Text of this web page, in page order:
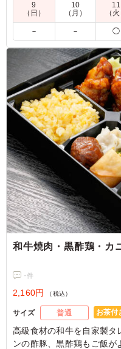
9
（日）
10
（月）
11
（火
－ － ◯
和牛焼肉・黒酢鶏・カ
-件
2,160円 （税込）
サイズ 普通 お茶付
高級食材の和牛を自家製タ
ンの酢豚、黒酢鶏もご飯